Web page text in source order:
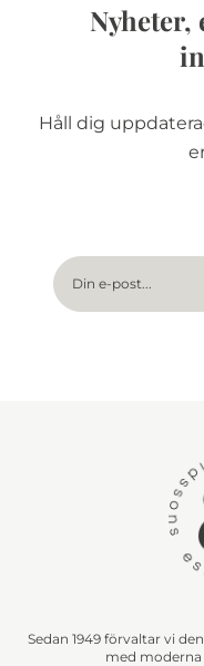
Nyheter,
Håll dig
Sedan 1949 förvaltar vi
med